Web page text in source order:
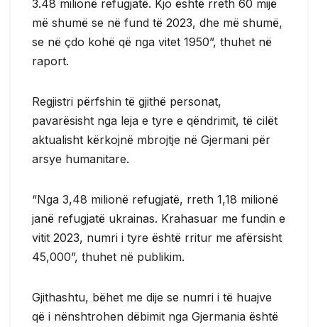
3.48 milionë refugjatë. Kjo është rreth 60 mijë
më shumë se në fund të 2023, dhe më shumë,
se në çdo kohë që nga vitet 1950”, thuhet në
raport.
Regjistri përfshin të gjithë personat,
pavarësisht nga leja e tyre e qëndrimit, të cilët
aktualisht kërkojnë mbrojtje në Gjermani për
arsye humanitare.
“Nga 3,48 milionë refugjatë, rreth 1,18 milionë
janë refugjatë ukrainas. Krahasuar me fundin e
vitit 2023, numri i tyre është rritur me afërsisht
45,000”, thuhet në publikim.
Gjithashtu, bëhet me dije se numri i të huajve
që i nënshtrohen dëbimit nga Gjermania është